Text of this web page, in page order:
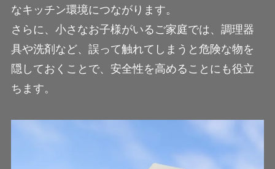
なキッチン環境につながります。
さらに、小さなお子様がいるご家庭では、調理器
具や洗剤など、誤って触れてしまうと危険な物を
隠しておくことで、安全性を高めることにも役立
ちます。